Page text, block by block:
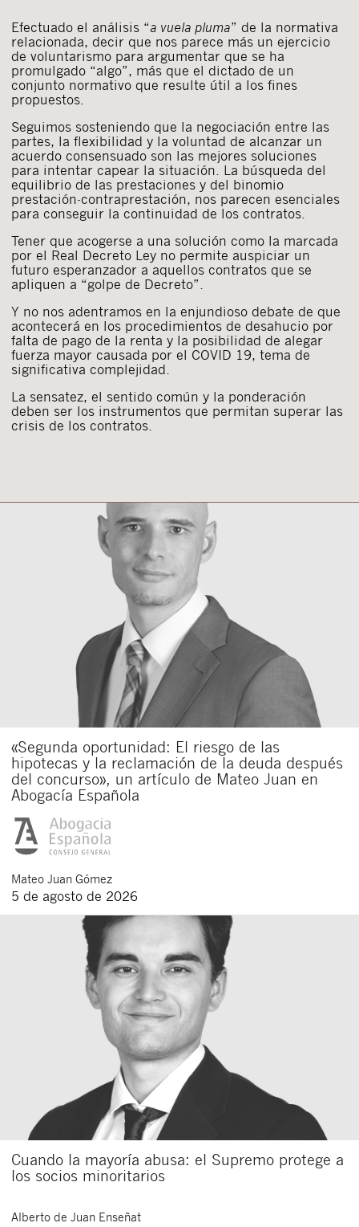
Efectuado el análisis “a vuela pluma” de la normativa
relacionada, decir que nos parece más un ejercicio
de voluntarismo para argumentar que se ha
promulgado “algo”, más que el dictado de un
conjunto normativo que resulte útil a los fines
propuestos.
Seguimos sosteniendo que la negociación entre las
partes, la flexibilidad y la voluntad de alcanzar un
acuerdo consensuado son las mejores soluciones
para intentar capear la situación. La búsqueda del
equilibrio de las prestaciones y del binomio
prestación-contraprestación, nos parecen esenciales
para conseguir la continuidad de los contratos.
Tener que acogerse a una solución como la marcada
por el Real Decreto Ley no permite auspiciar un
futuro esperanzador a aquellos contratos que se
apliquen a “golpe de Decreto”.
Y no nos adentramos en la enjundioso debate de que
acontecerá en los procedimientos de desahucio por
falta de pago de la renta y la posibilidad de alegar
fuerza mayor causada por el COVID 19, tema de
significativa complejidad.
La sensatez, el sentido común y la ponderación
deben ser los instrumentos que permitan superar las
crisis de los contratos.
«Segunda oportunidad: El riesgo de las
hipotecas y la reclamación de la deuda después
del concurso», un artículo de Mateo Juan en
Abogacía Española
Mateo Juan Gómez
5 de agosto de 2026
Cuando la mayoría abusa: el Supremo protege a
los socios minoritarios
Alberto de Juan Enseñat